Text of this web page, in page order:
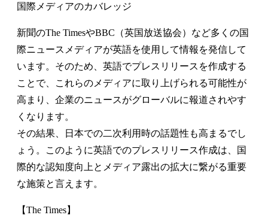
国際メディアのカバレッジ
新聞のThe TimesやBBC（英国放送協会）など多くの国
際ニュースメディアが英語を使用して情報を発信して
います。そのため、英語でプレスリリースを作成する
ことで、これらのメディアに取り上げられる可能性が
高まり、企業のニュースがグローバルに報道されやす
くなります。
その結果、日本での二次利用時の話題性も高まるでし
ょう。このように英語でのプレスリリース作成は、国
際的な認知度向上とメディア露出の拡大に繋がる重要
な施策と言えます。
【The Times】